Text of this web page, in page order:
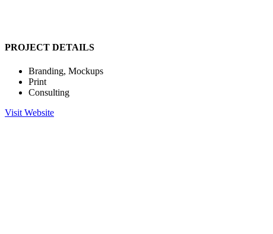
PROJECT DETAILS
Branding, Mockups
Print
Consulting
Visit Website